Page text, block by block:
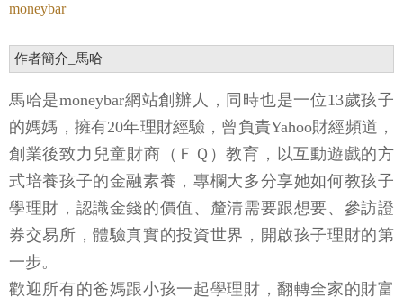
moneybar
作者簡介_馬哈
馬哈是moneybar網站創辦人，同時也是一位13歲孩子
的媽媽，擁有20年理財經驗，曾負責Yahoo財經頻道，
創業後致力兒童財商（ＦＱ）教育，以互動遊戲的方
式培養孩子的金融素養，專欄大多分享她如何教孩子
學理財，認識金錢的價值、釐清需要跟想要、參訪證
券交易所，體驗真實的投資世界，開啟孩子理財的第
一步。
歡迎所有的爸媽跟小孩一起學理財，翻轉全家的財富